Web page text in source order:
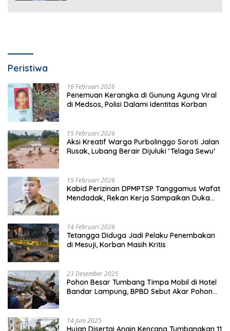
Peristiwa
16 Februari 2026
Penemuan Kerangka di Gunung Agung Viral
di Medsos, Polisi Dalami Identitas Korban
15 Februari 2026
Aksi Kreatif Warga Purbolinggo Soroti Jalan
Rusak, Lubang Berair Dijuluki ‘Telaga Sewu’
15 Februari 2026
Kabid Perizinan DPMPTSP Tanggamus Wafat
Mendadak, Rekan Kerja Sampaikan Duka
14 Februari 2026
Tetangga Diduga Jadi Pelaku Penembakan
di Mesuji, Korban Masih Kritis
23 Desember 2025
Pohon Besar Tumbang Timpa Mobil di Hotel
Bandar Lampung, BPBD Sebut Akar Pohon
14 Juni 2025
Hujan Disertai Angin Kencang Tumbangkan 11